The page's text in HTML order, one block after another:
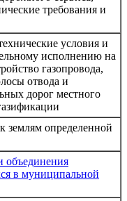
требования и
условия и
исполнению на
газопровода,
отвода и
дорог местного
землям определенной
объединения
в муниципальной